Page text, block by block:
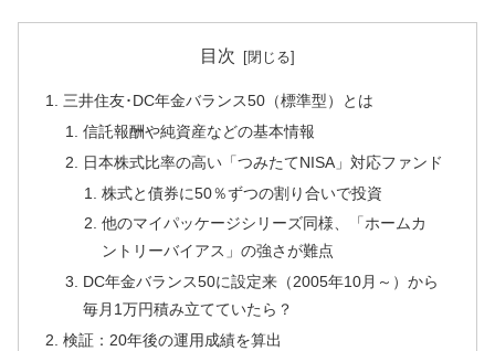
目次
三井住友･DC年金バランス50（標準型）とは
信託報酬や純資産などの基本情報
日本株式比率の高い「つみたてNISA」対応ファンド
株式と債券に50％ずつの割り合いで投資
他のマイパッケージシリーズ同様、「ホームカ
ントリーバイアス」の強さが難点
DC年金バランス50に設定来（2005年10月～）から
毎月1万円積み立てていたら？
検証：20年後の運用成績を算出